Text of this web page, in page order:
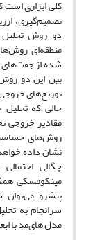
کلی ابزاری
تصمیم‌گیری،
دو روش
منطقه‌ای
شده از
بین این دو
توزیع‌های
حالی که
مقادیر خروجی
روش‌های
نشان داده
چگالی
مینکوفسکی
سرانجام به
مدل های‌‌مد با